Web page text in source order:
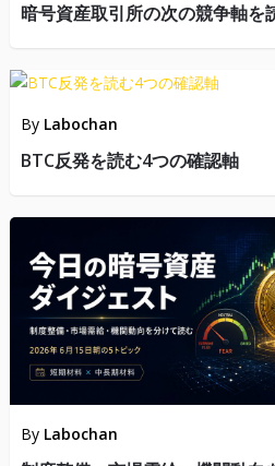
暗号資産取引所の次の競争軸を
By Labochan
BTC反発を読む4つの確認軸
By Labochan